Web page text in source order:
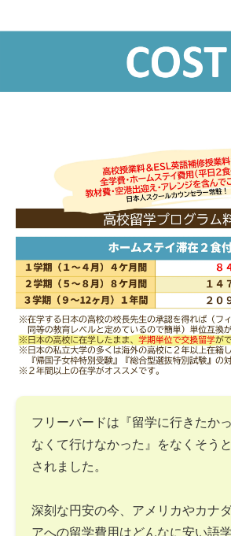
フリーバードは『留学に行きたか
なくて行けなかった』をなくそう
されました。
深刻な円安の今、アメリカやカナ
アへの留学費用はどんなに安い語